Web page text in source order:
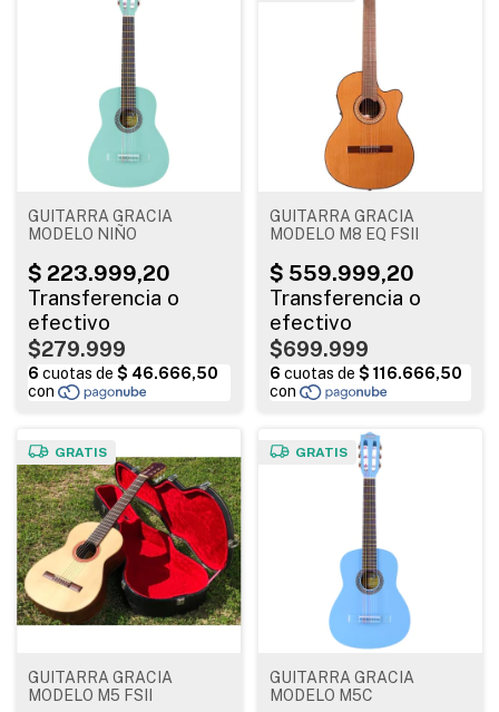
GUITARRA GRACIA
MODELO NIÑO
$279.999
GUITARRA GRACIA
MODELO M8 EQ FSII
$699.999
GRATIS
GUITARRA GRACIA
MODELO M5 FSII
GRATIS
GUITARRA GRACIA
MODELO M5C